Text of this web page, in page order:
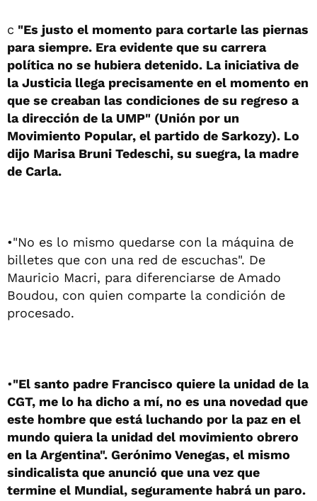
c "Es justo el momento para cortarle las piernas
para siempre. Era evidente que su carrera
política no se hubiera detenido. La iniciativa de
la Justicia llega precisamente en el momento en
que se creaban las condiciones de su regreso a
la dirección de la UMP" (Unión por un
Movimiento Popular, el partido de Sarkozy). Lo
dijo Marisa Bruni Tedeschi, su suegra, la madre
de Carla.
•"No es lo mismo quedarse con la máquina de
billetes que con una red de escuchas". De
Mauricio Macri, para diferenciarse de Amado
Boudou, con quien comparte la condición de
procesado.
•"El santo padre Francisco quiere la unidad de la
CGT, me lo ha dicho a mí, no es una novedad que
este hombre que está luchando por la paz en el
mundo quiera la unidad del movimiento obrero
en la Argentina". Gerónimo Venegas, el mismo
sindicalista que anunció que una vez que
termine el Mundial, seguramente habrá un paro.